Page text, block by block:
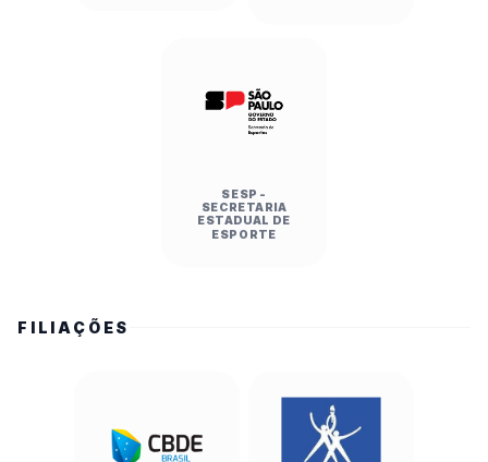
SESP -
SECRETARIA
ESTADUAL DE
ESPORTE
FILIAÇÕES